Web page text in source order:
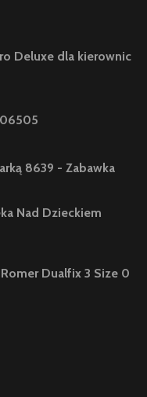
Deluxe dla kierownic
8639 - Zabawka
Nad Dzieckiem
Dualfix 3 Size 0